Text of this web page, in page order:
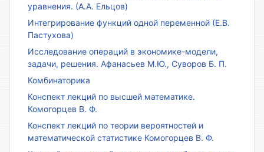
уравнения. (А.А. Ельцов)
Интегрирование функций одной переменной (Е.В.
Пастухова)
Исследование операций в экономике-модели,
задачи, решения. Афанасьев М.Ю., Суворов Б. П.
Комбинаторика
Конспект лекций по высшей математике.
Комогорцев В. Ф.
Конспект лекций по теории вероятностей и
математической статистике Комогорцев В. Ф.